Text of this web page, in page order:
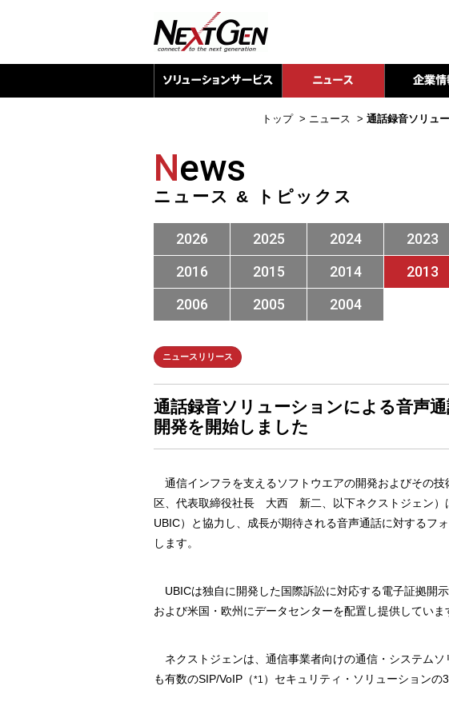
トップ > ニュース > 通話録音ソリュ
News
ニュース & トピックス
2026 2025 2024 2023
2016
2015 2014 2013
2006
2005 2004
ニュースリリース
通話録音ソリューションによる音声
開発を開始しました
通信インフラを支えるソフトウエアの開発およびその
区、代表取締役社長 大西 新二、以下ネクストジェン）
UBIC）と協力し、成長が期待される音声通話に対するフ
します。
UBICは独自に開発した国際訴訟に対応する電子証拠開
および米国・欧州にデータセンターを配置し提供していま
ネクストジェンは、通信事業者向けの通信・システム
も有数のSIP/VoIP（*1 ）セキュリティ・ソリューションの